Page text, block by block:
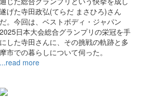
遂げた寺田政弘(てらだ まさひろ)さん
だ。今回は、ベストボディ・ジャパン
2025日本大会総合グランプリの栄冠を手
にした寺田さんに、その挑戦の軌跡と多
摩市での暮らしについて伺った。
...read more